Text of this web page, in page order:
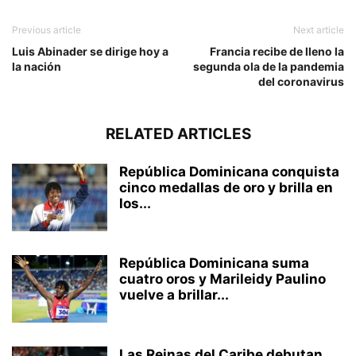
Previous article
Luis Abinader se dirige hoy a
la nación
Next article
Francia recibe de lleno la
segunda ola de la pandemia
del coronavirus
RELATED ARTICLES
República Dominicana conquista
cinco medallas de oro y brilla en
los...
República Dominicana suma
cuatro oros y Marileidy Paulino
vuelve a brillar...